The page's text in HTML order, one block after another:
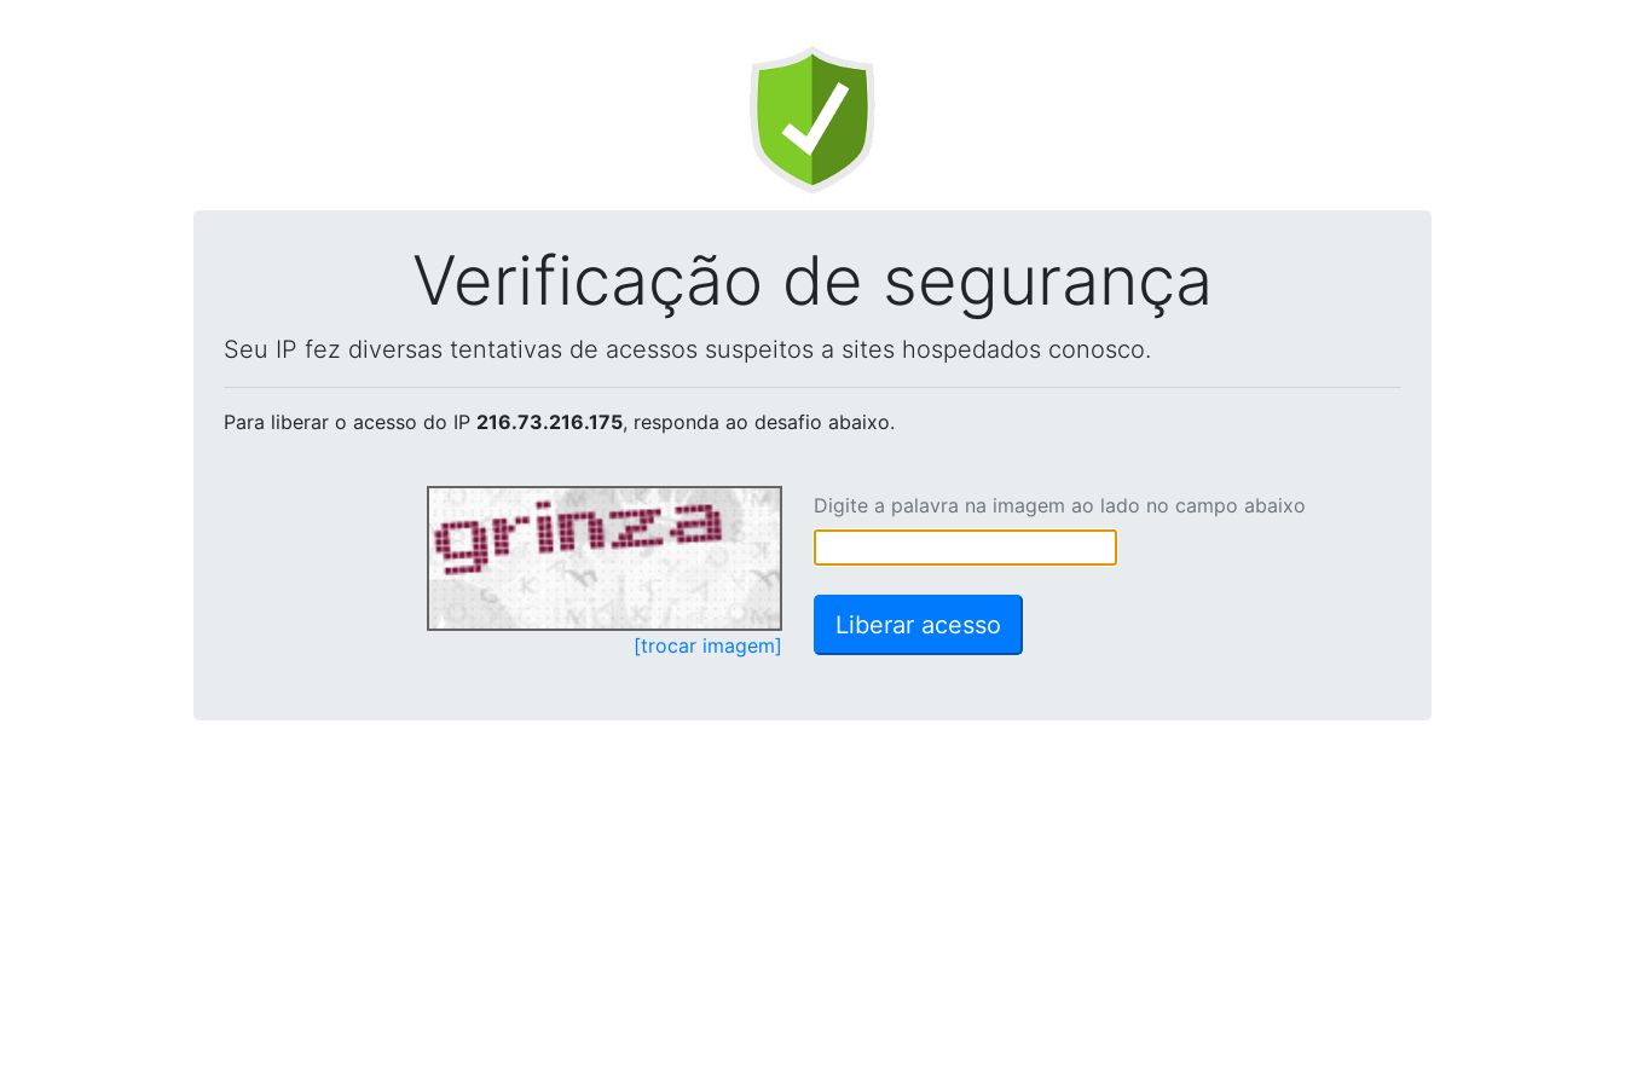
Verificação de segurança
Seu IP fez diversas tentativas de acessos suspeitos a sites hospedados conosco.
Para liberar o acesso do IP 216.73.216.175, responda ao desafio abaixo.
[trocar imagem]
Digite a palavra na imagem ao lado no campo abaixo